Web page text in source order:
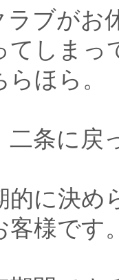
ラブがお
てしまっ
ほら。
二条に戻
的に決め
客様です